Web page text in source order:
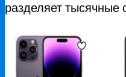
разделяет тысячные